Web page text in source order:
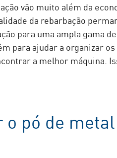
vão muito além da
da rebarbação
para uma ampla gama
para ajudar a organizar
a melhor máquina.
pó de